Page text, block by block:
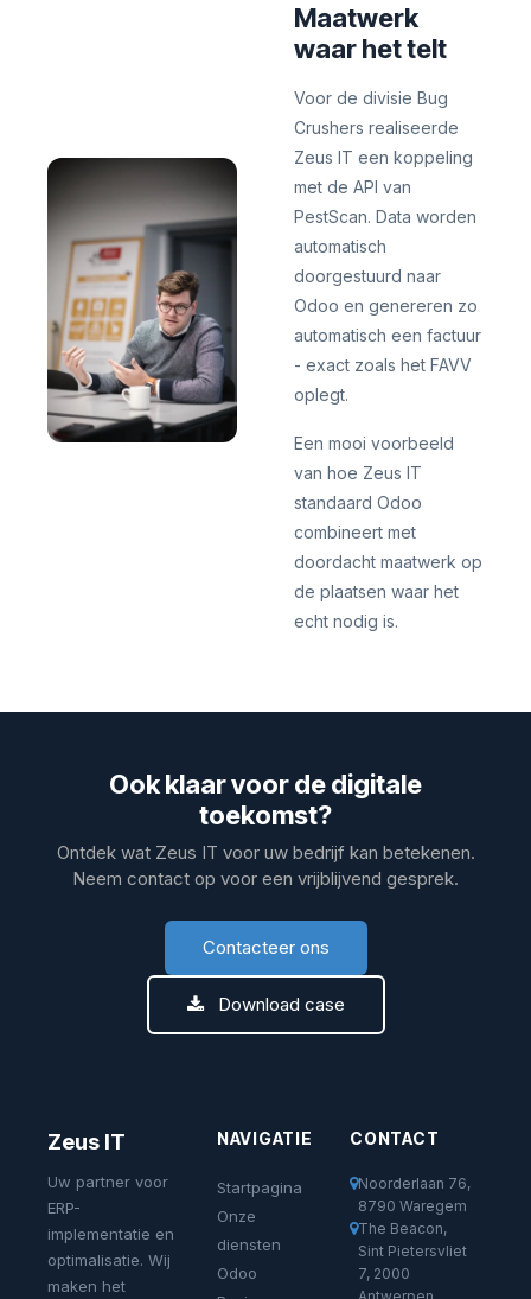
Maatwerk
waar het telt
Voor de divisie Bug
Crushers realiseerde
Zeus IT een koppeling
met de API van
PestScan. Data worden
automatisch
doorgestuurd naar
Odoo en genereren zo
automatisch een factuur
- exact zoals het FAVV
oplegt.
Een mooi voorbeeld
van hoe Zeus IT
standaard Odoo
combineert met
doordacht maatwerk op
de plaatsen waar het
echt nodig is.
Ook klaar voor de digitale
toekomst?
Ontdek wat Zeus IT voor uw bedrijf kan betekenen.
Neem contact op voor een vrijblijvend gesprek.
Contacteer ons
Download case
Zeus IT
Uw partner voor
ERP-
implementatie en
optimalisatie. Wij
maken het
NAVIGATIE
Startpagina
Onze
diensten
Odoo
CONTACT
Noorderlaan 76,
8790 Waregem
The Beacon,
Sint Pietersvliet
7, 2000